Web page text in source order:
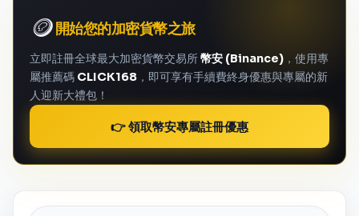
🪙開始您的加密貨幣之旅
立即註冊全球最大加密貨幣交易所幣安 (Binance) ，使用專
屬推薦碼 CLICK168 ，即可享有手續費終身優惠與專屬的新
人迎新大禮包！
👉 領取幣安專屬註冊優惠